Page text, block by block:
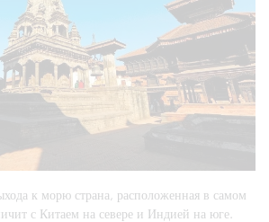
к морю страна, расположенная в самом
с Китаем на севере и Индией на юге.